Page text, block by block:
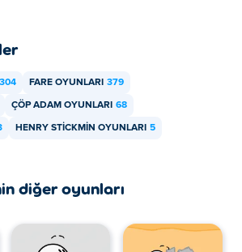
304 FARE OYUNLARI 379
ÇÖP ADAM OYUNLARI 68
HENRY STICKMIN OYUNLARI 5
diğer oyunları